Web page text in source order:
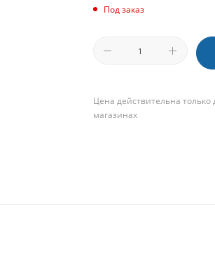
Под заказ
Цена действительна
магазинах